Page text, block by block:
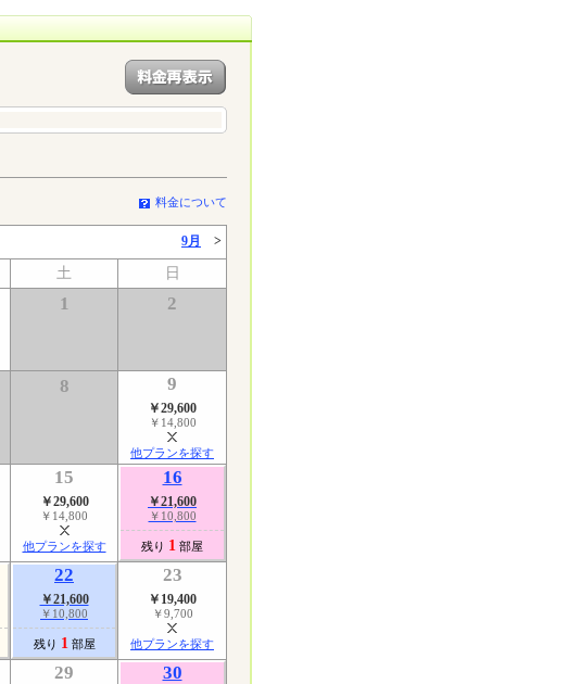
料金について
9月 >
土 日
1 2
8 9
￥29,600
￥14,800
他プランを探す
15
￥29,600
￥14,800
他プランを探す
16
￥21,600
￥10,800
残り 1 部屋
22
￥21,600
￥10,800
残り 1 部屋
23
￥19,400
￥9,700
他プランを探す
29 30